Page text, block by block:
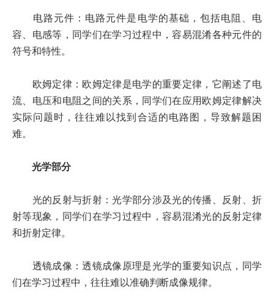
电路元件：电路元件是电学的基础，包括电阻、电
容、电感等，同学们在学习过程中，容易混淆各种元件的
符号和特性。
欧姆定律：欧姆定律是电学的重要定律，它阐述了电
流、电压和电阻之间的关系，同学们在应用欧姆定律解决
实际问题时，往往难以找到合适的电路图，导致解题困
难。
光学部分
光的反射与折射：光学部分涉及光的传播、反射、折
射等现象，同学们在学习过程中，容易混淆光的反射定律
和折射定律。
透镜成像：透镜成像原理是光学的重要知识点，同学
们在学习过程中，往往难以准确判断成像规律。